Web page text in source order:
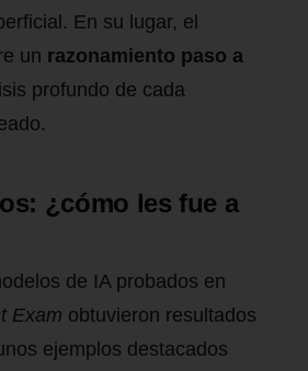
En su lugar, el
un razonamiento paso a
profundo de cada
¿cómo les fue a
de IA probados en
Exam obtuvieron resultados
ejemplos destacados